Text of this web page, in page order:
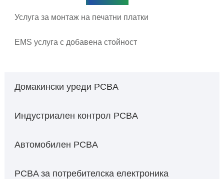
Услуга за монтаж на печатни платки
EMS услуга с добавена стойност
Домакински уреди PCBA
Индустриален контрол PCBA
Автомобилен PCBA
PCBA за потребителска електроника